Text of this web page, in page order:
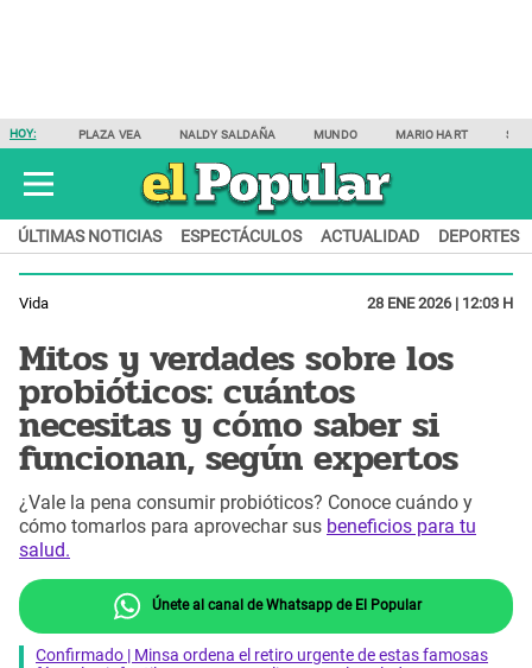
HOY: PLAZA VEA NALDY SALDAÑA MUNDO MARIO HART
ÚLTIMAS NOTICIAS ESPECTÁCULOS ACTUALIDAD DEPORTES
Vida 28 ENE 2026 | 12:03 H
Mitos y verdades sobre los
probióticos: cuántos
necesitas y cómo saber si
funcionan, según expertos
¿Vale la pena consumir probióticos? Conoce cuándo y
cómo tomarlos para aprovechar sus beneficios para tu
salud.
Únete al canal de Whatsapp de El Popular
Confirmado | Minsa ordena el retiro urgente de estas famosas